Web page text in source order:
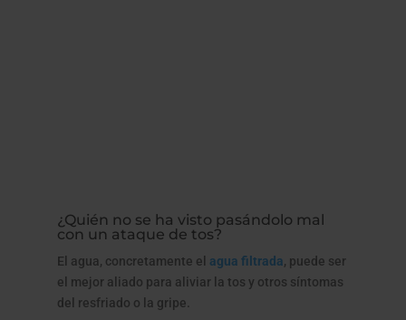
¿Quién no se ha visto pasándolo mal
con un ataque de tos?
El agua, concretamente el agua filtrada, puede ser
el mejor aliado para aliviar la tos y otros síntomas
del resfriado o la gripe.